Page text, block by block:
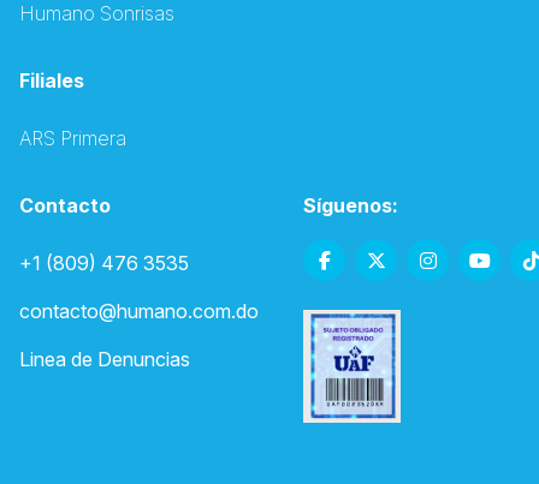
Humano Sonrisas
Filiales
ARS Primera
Contacto
+1 (809) 476 3535
contacto@humano.com.do
Linea de Denuncias
Síguenos: